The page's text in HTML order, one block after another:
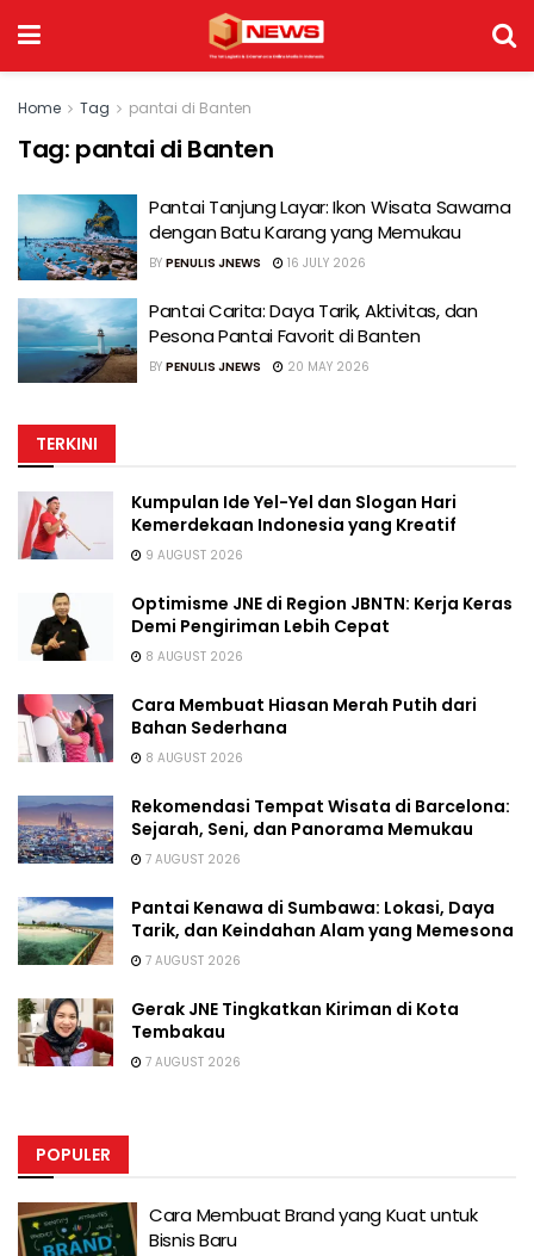
Home Tag pantai di Banten
Tag: pantai di Banten
Pantai Tanjung Layar: Ikon Wisata Sawarna
dengan Batu Karang yang Memukau
BY PENULIS JNEWS 16 JULY 2026
Pantai Carita: Daya Tarik, Aktivitas, dan
Pesona Pantai Favorit di Banten
BY PENULIS JNEWS 20 MAY 2026
TERKINI
Kumpulan Ide Yel-Yel dan Slogan Hari
Kemerdekaan Indonesia yang Kreatif
9 AUGUST 2026
Optimisme JNE di Region JBNTN: Kerja Keras
Demi Pengiriman Lebih Cepat
8 AUGUST 2026
Cara Membuat Hiasan Merah Putih dari
Bahan Sederhana
8 AUGUST 2026
Rekomendasi Tempat Wisata di Barcelona:
Sejarah, Seni, dan Panorama Memukau
7 AUGUST 2026
Pantai Kenawa di Sumbawa: Lokasi, Daya
Tarik, dan Keindahan Alam yang Memesona
7 AUGUST 2026
Gerak JNE Tingkatkan Kiriman di Kota
Tembakau
7 AUGUST 2026
POPULER
Cara Membuat Brand yang Kuat untuk
Bisnis Baru